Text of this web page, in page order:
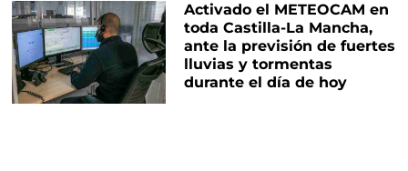
Activado el METEOCAM en
toda Castilla-La Mancha,
ante la previsión de fuertes
lluvias y tormentas
durante el día de hoy